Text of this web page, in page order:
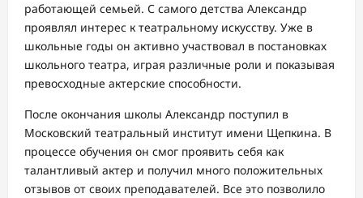
работающей семьей. С самого детства Александр
проявлял интерес к театральному искусству. Уже в
школьные годы он активно участвовал в постановках
школьного театра, играя различные роли и показывая
превосходные актерские способности.
После окончания школы Александр поступил в
Московский театральный институт имени Щепкина. В
процессе обучения он смог проявить себя как
талантливый актер и получил много положительных
отзывов от своих преподавателей. Все это позволило